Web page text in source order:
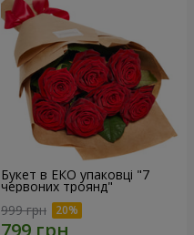
Букет в ЕКО упаковці "7
червоних троянд"
999 грн